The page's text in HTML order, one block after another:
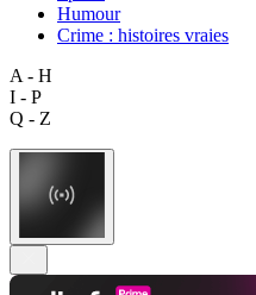
Humour
Crime : histoires vraies
A - H
I - P
Q - Z